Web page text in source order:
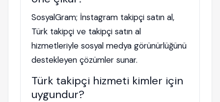
SosyalGram; İnstagram takipçi satın al,
Türk takipçi ve takipçi satın al
hizmetleriyle sosyal medya görünürlüğünü
destekleyen çözümler sunar.
Türk takipçi hizmeti kimler için
uygundur?